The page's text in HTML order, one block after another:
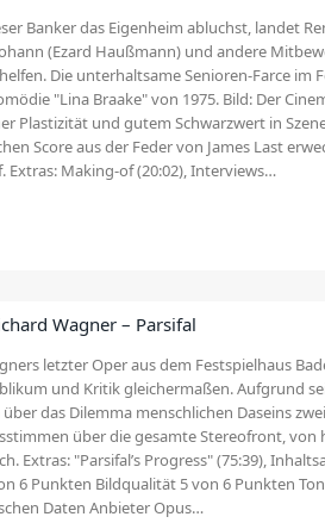
Banker das Eigenheim abluchst, landet
(Ezard Haußmann) und andere
Die unterhaltsame Senioren-Farce im
"Lina Braake" von 1975. Bild: Der
Plastizität und gutem Schwarzwert in
Score aus der Feder von James Last
Extras: Making-of (20:02), Interviews…
Wagner – Parsifal
letzter Oper aus dem Festspielhaus
und Kritik gleichermaßen. Aufgrund
das Dilemma menschlichen Daseins
über die gesamte Stereofront, von
Extras: "Parsifal’s Progress" (75:39),
6 Punkten Bildqualität 5 von 6 Punkten
Daten Anbieter Opus…